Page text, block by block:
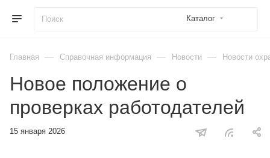
Каталог
Главная — Справочная информация — Новости — Новости
Новое положение о
проверках работодателей
15 января 2026